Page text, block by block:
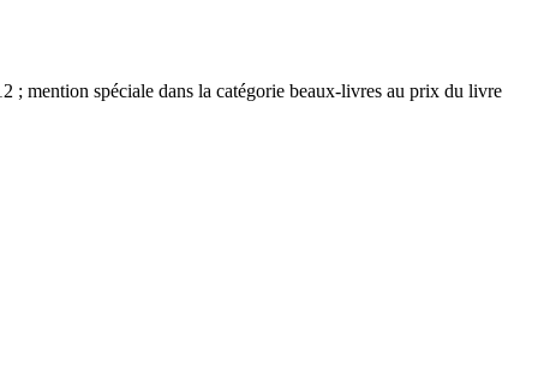
; mention spéciale dans la catégorie beaux-livres au prix du livre